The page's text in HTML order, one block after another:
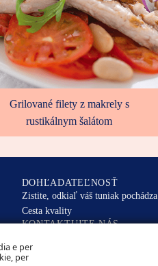
e per
per
Grilované filety z makrely s
rustikálnym šalátom
DOHĽADATEĽNOSŤ
Zistite, odkiaľ váš tuniak pochádza
Cesta kvality
KONTAKTUJTE NÁS
OSOBNÝCH ÚDAJOV